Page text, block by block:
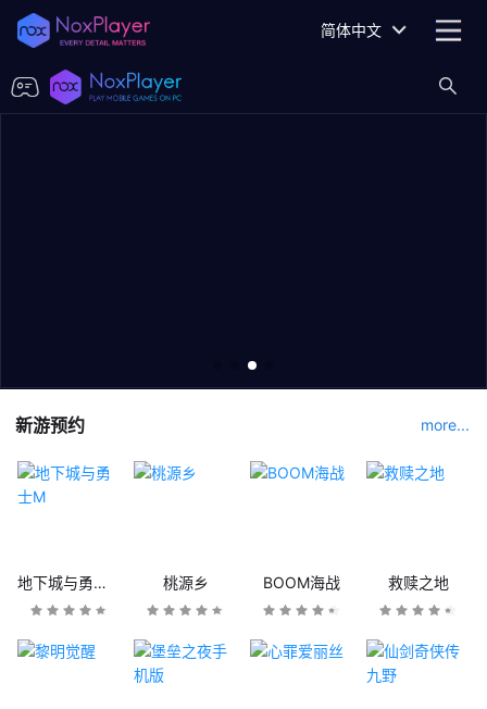
简体中文
新游预约 more...
地下城与勇士M 桃源乡 BOOM海战 救赎之地